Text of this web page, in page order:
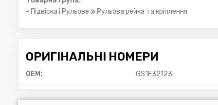
- Підвіска і Рульове
Рульова рейка та кріплення
ОРИГІНАЛЬНІ НОМЕРИ
OEM: GS1F32123